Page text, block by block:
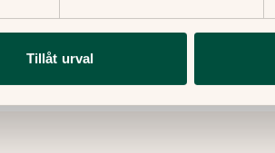
Tillåt urval